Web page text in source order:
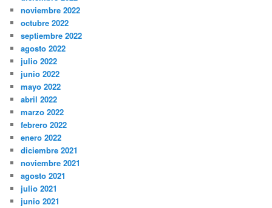
noviembre 2022
octubre 2022
septiembre 2022
agosto 2022
julio 2022
junio 2022
mayo 2022
abril 2022
marzo 2022
febrero 2022
enero 2022
diciembre 2021
noviembre 2021
agosto 2021
julio 2021
junio 2021